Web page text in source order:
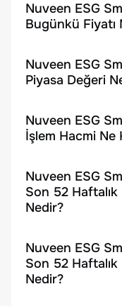
Nuveen ESG
Bugünkü Fiyatı
Nuveen ESG
Piyasa Değeri
Nuveen ESG
İşlem Hacmi Ne
Nuveen ESG
Son 52
Nedir?
Nuveen ESG
Son 52
Nedir?